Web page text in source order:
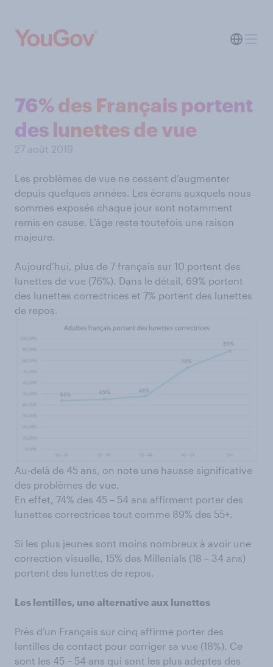
76% des Français portent
des lunettes de vue
27 août 2019
Les problèmes de vue ne cessent d’augmenter
depuis quelques années. Les écrans auxquels nous
sommes exposés chaque jour sont notamment
remis en cause. L’âge reste toutefois une raison
majeure.
Aujourd’hui, plus de 7 français sur 10 portent des
lunettes de vue (76%). Dans le détail, 69% portent
des lunettes correctrices et 7% portent des lunettes
de repos.
Au-delà de 45 ans, on note une hausse significative
des problèmes de vue.
En effet, 74% des 45 – 54 ans affirment porter des
lunettes correctrices tout comme 89% des 55+.
Si les plus jeunes sont moins nombreux à avoir une
correction visuelle, 15% des Millenials (18 – 34 ans)
portent des lunettes de repos.
Les lentilles, une alternative aux lunettes
Près d’un Français sur cinq affirme porter des
lentilles de contact pour corriger sa vue (18%). Ce
sont les 45 – 54 ans qui sont les plus adeptes des